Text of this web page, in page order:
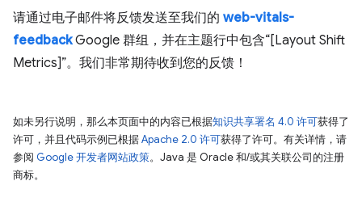
请通过电子邮件将反馈发送至我们的 web-vitals-
feedbackGoogle 群组，并在主题行中包含“[Layout Shift
Metrics]”。我们非常期待收到您的反馈！
如未另行说明，那么本页面中的内容已根据知识共享署名 4.0 许可获得了
许可，并且代码示例已根据Apache 2.0 许可获得了许可。有关详情，请
参阅 Google 开发者网站政策。Java 是 Oracle 和/或其关联公司的注册
商标。